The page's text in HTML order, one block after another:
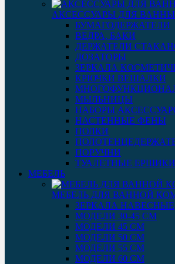
АКСЕССУАРЫ ДЛЯ
БУМАГОДЕРЖАТЕЛИ
ВЕДРА, БАКИ
ДЕРЖАТЕЛИ
ДОЗАТОРЫ
ЗЕРКАЛА
КРЮЧКИ ВЕШАЛКИ
МЫЛЬНИЦЫ
НАБОРЫ
НАСТЕННЫЕ ФЕНЫ
ПОЛКИ
ПОРУЧНИ
ТУАЛЕТНЫЕ ЕРШИКИ
МЕБЕЛЬ
МЕБЕЛЬ ДЛЯ ВАННОЙ
ЗЕРКАЛА НАВЕСНЫЕ
МОДЕЛИ 30-45 СМ
МОДЕЛИ 45 СМ
МОДЕЛИ 50 СМ
МОДЕЛИ 55 СМ
МОДЕЛИ 60 СМ